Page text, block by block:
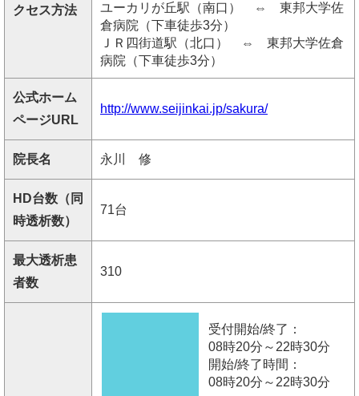
クセス方法
ユーカリが丘駅（南口） ⇔ 東邦大学佐
倉病院（下車徒歩3分）
ＪＲ四街道駅（北口） ⇔ 東邦大学佐倉
病院（下車徒歩3分）
公式ホーム
ページURL
http://www.seijinkai.jp/sakura/
院長名 永川 修
HD台数（同
時透析数）
71台
最大透析患
者数
310
受付開始/終了：
08時20分～22時30分
開始/終了時間：
08時20分～22時30分